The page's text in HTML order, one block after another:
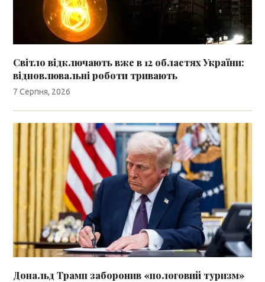
Світло відключають вже в 12 областях України:
відновлювальні роботи тривають
7 Серпня, 2026
Дональд Трамп заборонив «пологовий туризм»